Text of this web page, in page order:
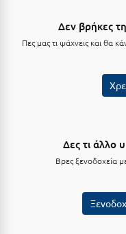
ΠαρνασσόςΔεν βρήκες
Πες μας τι ψάχνεις και θα
Δες τι άλλο
Βρες ξενοδοχεία